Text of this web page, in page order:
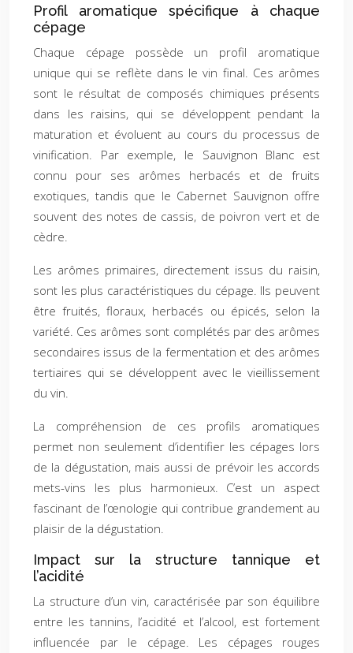
Profil aromatique spécifique à chaque
cépage
Chaque cépage possède un profil aromatique
unique qui se reflète dans le vin final. Ces arômes
sont le résultat de composés chimiques présents
dans les raisins, qui se développent pendant la
maturation et évoluent au cours du processus de
vinification. Par exemple, le Sauvignon Blanc est
connu pour ses arômes herbacés et de fruits
exotiques, tandis que le Cabernet Sauvignon offre
souvent des notes de cassis, de poivron vert et de
cèdre.
Les arômes primaires, directement issus du raisin,
sont les plus caractéristiques du cépage. Ils peuvent
être fruités, floraux, herbacés ou épicés, selon la
variété. Ces arômes sont complétés par des arômes
secondaires issus de la fermentation et des arômes
tertiaires qui se développent avec le vieillissement
du vin.
La compréhension de ces profils aromatiques
permet non seulement d’identifier les cépages lors
de la dégustation, mais aussi de prévoir les accords
mets-vins les plus harmonieux. C’est un aspect
fascinant de l’œnologie qui contribue grandement au
plaisir de la dégustation.
Impact sur la structure tannique et
l’acidité
La structure d’un vin, caractérisée par son équilibre
entre les tannins, l’acidité et l’alcool, est fortement
influencée par le cépage. Les cépages rouges